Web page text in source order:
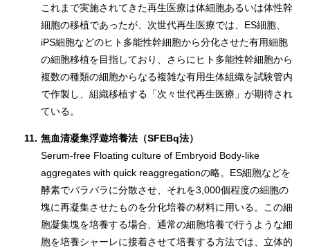
これまで実施されてきた再生医療は体細胞あるいは体性幹
細胞の移植であったが、次世代再生医療では、ES細胞、
iPS細胞などのヒト多能性幹細胞から分化させた有用細胞
の細胞移植を目指しており、さらにヒト多能性幹細胞から
複数の種類の細胞からなる複雑な有用生体組織を試験管内
で作製し、組織移植する「次々世代再生医療」が期待され
ている。
11. 無血清凝集浮遊培養法（SFEBq法）
Serum-free Floating culture of Embryoid Body-like
aggregates with quick reaggregationの略。ES細胞などを
酵素でバラバラに分散させ、それを3,000個程度の細胞の
塊に再凝集させたものを分化培養の材料に用いる。この細
胞凝集塊を培養する場合、通常の細胞培養で行うような細
胞を培養シャーレに接着させて培養する方法では、立体的